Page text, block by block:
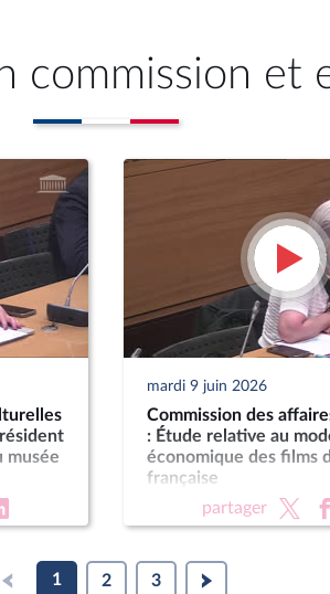
commission et
musée
mardi 9 juin 2026
Commission des
: Étude relative au
économique des films
française
partager
1 2 3